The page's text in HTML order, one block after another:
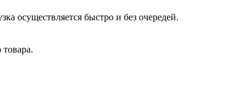
осуществляется быстро и без очередей.